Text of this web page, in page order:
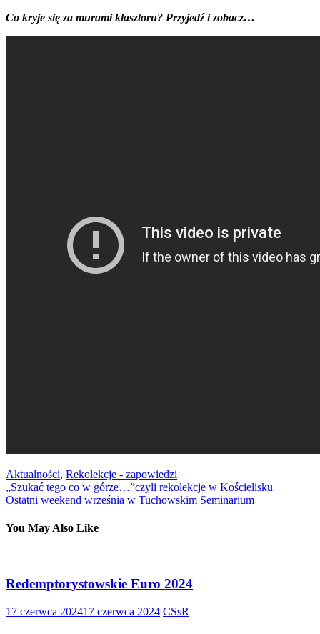
Co kryje się za murami klasztoru? Przyjedź i zobacz…
Aktualności, Rekolekcje - zapowiedzi
Nawigacja
wpisu
„Szukać tego co w górze…”czyli rekolekcje w Kościelisku
Ostatni weekend września w Tuchowskim Seminarium
You May Also Like
Redemptorystowskie Euro 2024
17 czerwca 202417 czerwca 2024 CSsR